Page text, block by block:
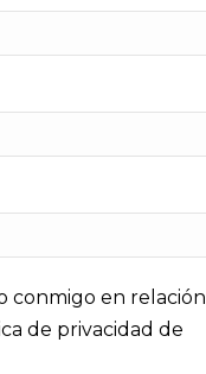
conmigo en relación
de privacidad de